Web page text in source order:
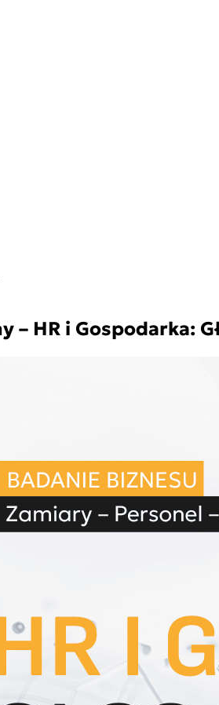
– HR i Gospodarka: